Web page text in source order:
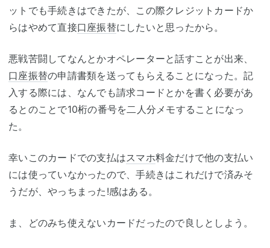
ットでも手続きはできたが、この際クレジットカードか
らはやめて直接口座振替にしたいと思ったから。
悪戦苦闘してなんとかオペレーターと話すことが出来、
口座振替の申請書類を送ってもらえることになった。記
入する際には、なんでも請求コードとかを書く必要があ
るとのことで10桁の番号を二人分メモすることになっ
た。
幸いこのカードでの支払はスマホ料金だけで他の支払い
には使っていなかったので、手続きはこれだけで済みそ
うだが、やっちまった!感はある。
ま、どのみち使えないカードだったので良しとしよう。